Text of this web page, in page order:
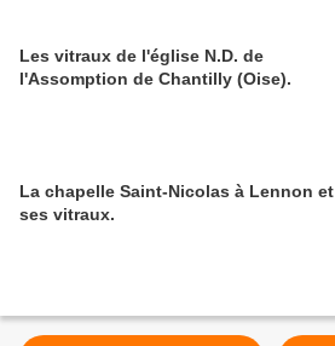
Les vitraux de l'église N.D. de
l'Assomption de Chantilly (Oise).
La chapelle Saint-Nicolas à Lennon et
ses vitraux.